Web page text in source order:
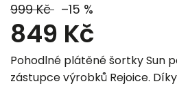
999 Kč –15 %
849 Kč
Pohodlné plátěné šortky Sun
zástupce výrobků Rejoice.